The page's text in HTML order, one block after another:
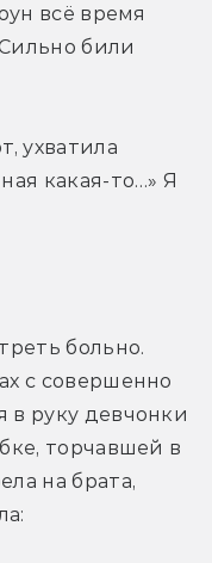
всё время
били
ухватила
какая-то…» Я
больно.
с совершенно
в руку девчонки
торчавшей в
на брата,